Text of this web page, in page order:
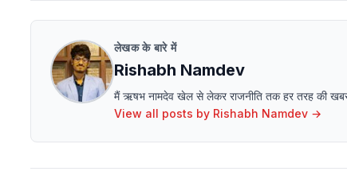
लेखक के बारे में
Rishabh Namdev
मैं ऋषभ नामदेव खेल से लेकर राजनीति तक हर तरह की
View all posts by Rishabh Namdev →